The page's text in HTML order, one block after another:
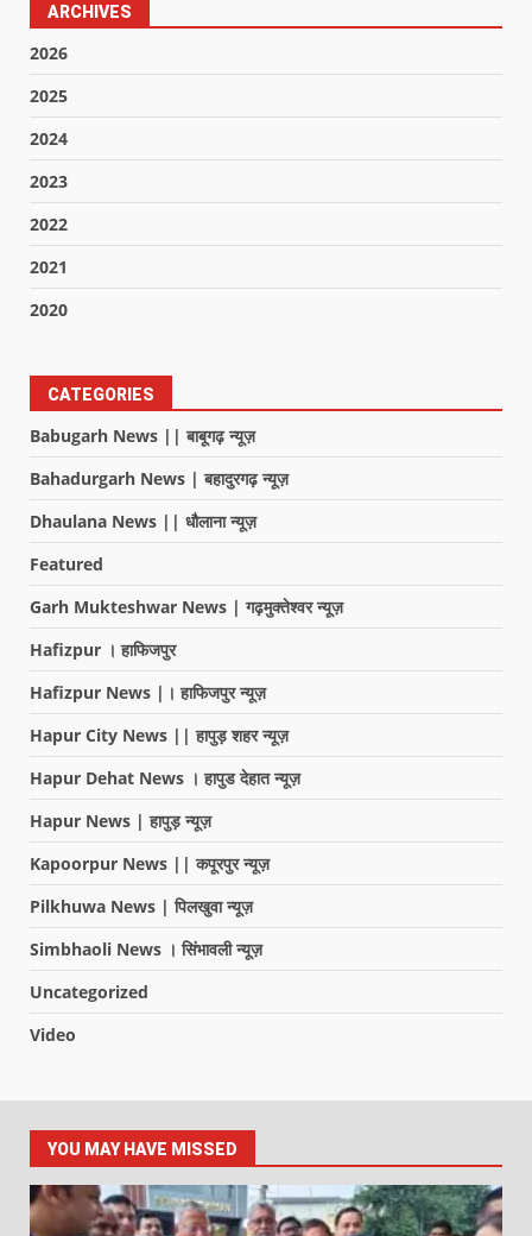
ARCHIVES
2026
2025
2024
2023
2022
2021
2020
CATEGORIES
Babugarh News || बाबूगढ़ न्यूज़
Bahadurgarh News | बहादुरगढ़ न्यूज़
Dhaulana News || धौलाना न्यूज़
Featured
Garh Mukteshwar News | गढ़मुक्तेश्वर न्यूज़
Hafizpur । हाफिजपुर
Hafizpur News |। हाफिजपुर न्यूज़
Hapur City News || हापुड़ शहर न्यूज़
Hapur Dehat News । हापुड देहात न्यूज़
Hapur News | हापुड़ न्यूज़
Kapoorpur News || कपूरपुर न्यूज़
Pilkhuwa News | पिलखुवा न्यूज़
Simbhaoli News । सिंभावली न्यूज़
Uncategorized
Video
YOU MAY HAVE MISSED